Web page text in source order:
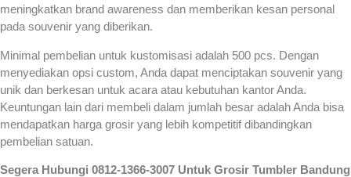
meningkatkan brand awareness dan memberikan kesan personal
pada souvenir yang diberikan.
Minimal pembelian untuk kustomisasi adalah 500 pcs. Dengan
menyediakan opsi custom, Anda dapat menciptakan souvenir yang
unik dan berkesan untuk acara atau kebutuhan kantor Anda.
Keuntungan lain dari membeli dalam jumlah besar adalah Anda bisa
mendapatkan harga grosir yang lebih kompetitif dibandingkan
pembelian satuan.
Segera Hubungi 0812-1366-3007 Untuk Grosir Tumbler Bandung